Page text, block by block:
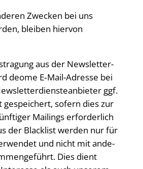
Zwe­cken bei uns
blei­ben hier­von
aus der News­let­ter­
deo­me E‑Mail-Adres­se bei
ggf.
gespei­chert, sofern dies zur
Mai­lings erfor­der­lich
der Black­list wer­den nur für
und nicht mit ande­
Dies dient